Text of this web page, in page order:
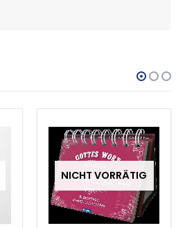
NICHT VORRÄTIG